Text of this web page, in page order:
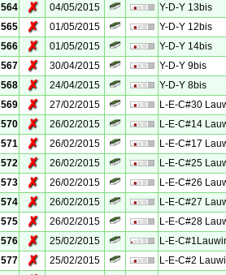
564
✗ 04/05/2015
Y-D-Y 13bis
565
✗ 01/05/2015
Y-D-Y 12bis
566
✗ 01/05/2015
Y-D-Y 14bis
567
✗ 30/04/2015
Y-D-Y 9bis
568
✗ 24/04/2015
Y-D-Y 8bis
569
✗ 27/02/2015
L-E-C#30
570
✗ 26/02/2015
L-E-C#14
571
✗ 26/02/2015
L-E-C#17
572
✗ 26/02/2015
L-E-C#25
573
✗ 26/02/2015
L-E-C#26
574
✗ 26/02/2015
L-E-C#27
575
✗ 26/02/2015
L-E-C#28
576
✗ 25/02/2015
L-E-
577
✗ 25/02/2015
L-E-C#2